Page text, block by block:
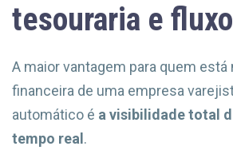
tesouraria e
A maior vantagem para quem está
financeira de uma empresa
automático é a visibilidade total
tempo real .